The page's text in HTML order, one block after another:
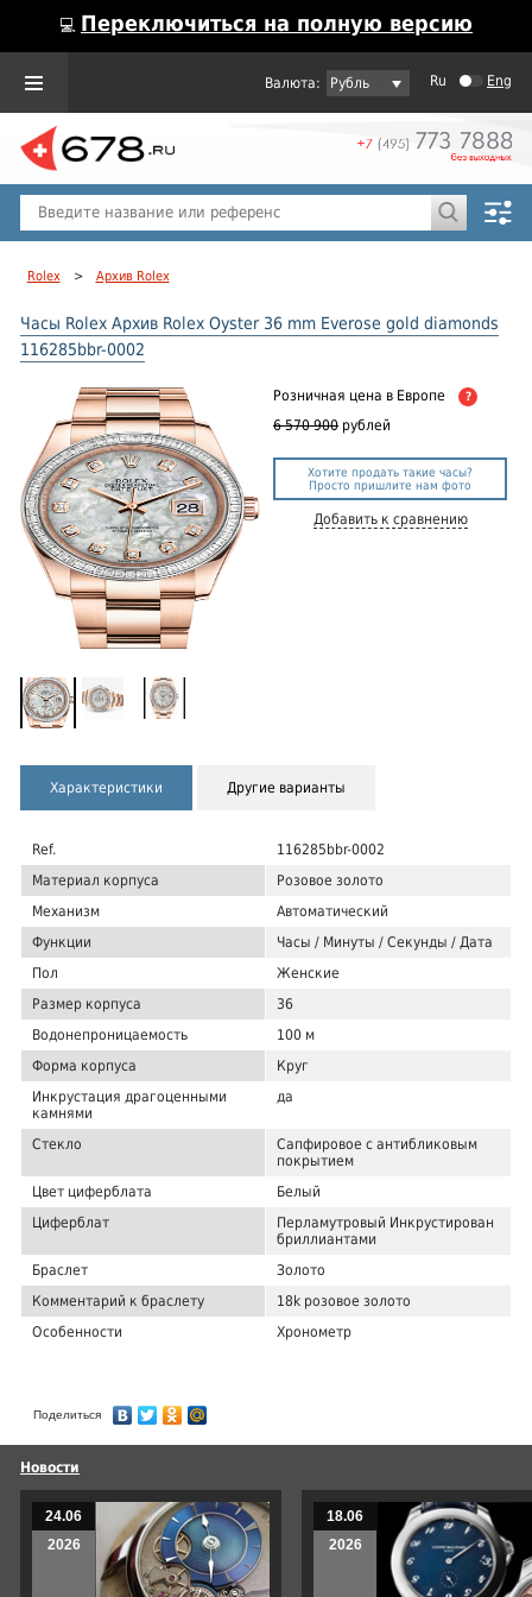
💻 Переключиться на полную версию
Рубль Ru Eng
Rolex > Архив Rolex
Часы Rolex Архив Rolex Oyster 36 mm Everose gold diamonds
116285bbr-0002
Розничная цена в Европе ?
6 570 900 рублей
Хотите продать такие часы?
Просто пришлите нам фото
Добавить к сравнению
Характеристики Другие варианты
Ref.
116285bbr-0002
Материал корпуса
Розовое золото
Механизм
Автоматический
Функции
Часы / Минуты / Секунды / Дата
Пол
Женские
Размер корпуса
36
Водонепроницаемость
100 м
Форма корпуса
Круг
Инкрустация драгоценными
камнями
да
Стекло
Сапфировое с антибликовым
покрытием
Цвет циферблата
Белый
Циферблат
Перламутровый Инкрустирован
бриллиантами
Браслет
Золото
Комментарий к браслету
18k розовое золото
Особенности
Хронометр
Поделиться
Новости
24.06
2026
18.06
2026